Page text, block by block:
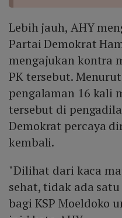
Lebih jauh, AHY
Partai Demokrat
mengajukan kontra
PK tersebut.
pengalaman 16 kali
tersebut di
Demokrat percaya
kembali.
"Dilihat dari kaca
sehat, tidak ada
bagi KSP Moeldoko